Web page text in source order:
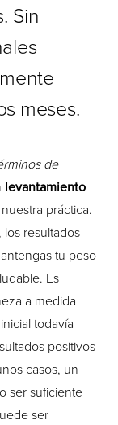
Sin
meses.
de
levantamiento
práctica.
resultados
tu peso
Es
a medida
todavía
positivos
casos, un
ser suficiente
ser